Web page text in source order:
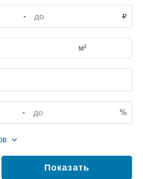
-
м²
- %
Показать